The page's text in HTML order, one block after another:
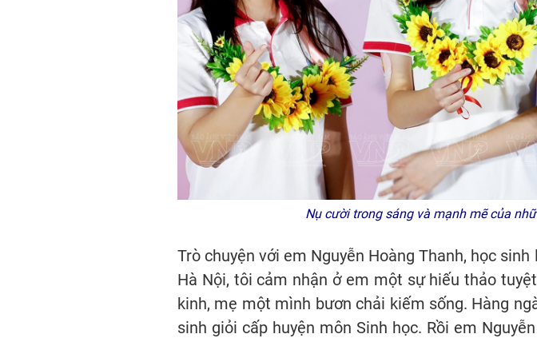
Nụ cười trong sáng và mạnh mẽ của
Trò chuyện với em Nguyễn Hoàng Thanh, học
Hà Nội, tôi cảm nhận ở em một sự hiếu thảo
kinh, mẹ một mình bươn chải kiếm sống. Hàng
sinh giỏi cấp huyện môn Sinh học. Rồi em